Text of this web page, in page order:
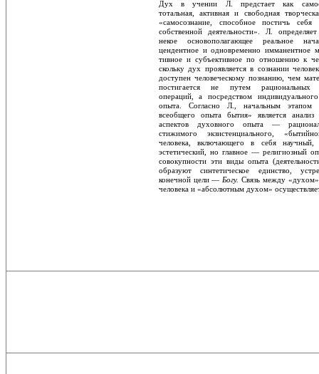
Дух в учении Л. предстает как
тотальная, активная и свободная
«самосознание, способное постичь себя
собственной деятельности». Л.
некое основополагающее реальное
цендентное и одновременно имманентное
тивное и субъективное по отношению к
скольку дух проявляется в сознании
доступен человеческому познанию, чем
постигается не путем рациональных
операций, а посредством
опыта. Согласно Л., начальным этапом
всеобщего опыта бытия» является анализ
аспектов духовного опыта —
стижимого экзистенциального,
человека, включающего в себя научный,
эстетический, но главное — религиозный
совокупности эти виды опыта
образуют синтетическое единство,
конечной цели — Богу.Связь между «духом»
человека и «абсолютным духом»